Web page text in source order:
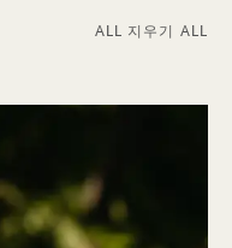
ALL 지우기 ALL